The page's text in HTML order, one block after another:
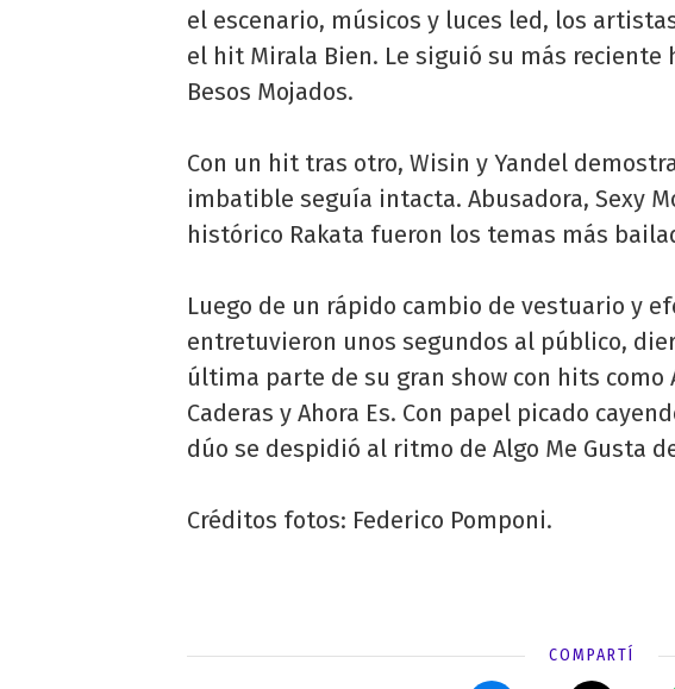
el escenario, músicos y luces led, los
el hit Mirala Bien. Le siguió su más reciente
Besos Mojados.
Con un hit tras otro, Wisin y Yandel
imbatible seguía intacta. Abusadora, Sexy
histórico Rakata fueron los temas más
Luego de un rápido cambio de vestuario y
entretuvieron unos segundos al público,
última parte de su gran show con hits como
Caderas y Ahora Es. Con papel picado
dúo se despidió al ritmo de Algo Me Gusta
Créditos fotos: Federico Pomponi.
COMPARTÍ